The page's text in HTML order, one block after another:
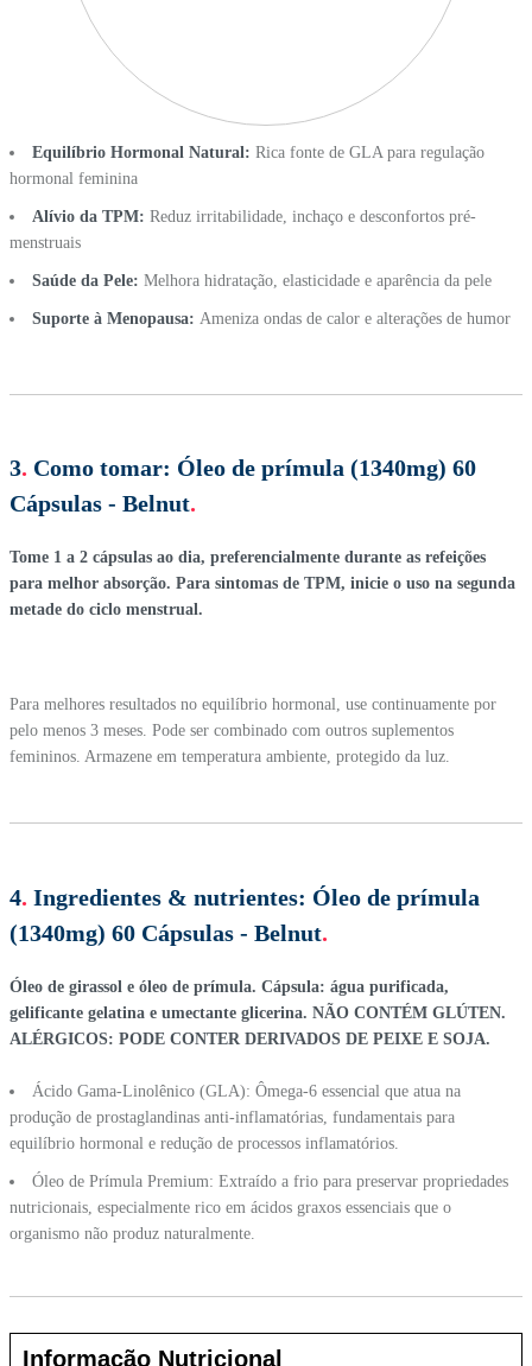
Equilíbrio Hormonal Natural: Rica fonte de GLA para regulação
hormonal feminina
Alívio da TPM: Reduz irritabilidade, inchaço e desconfortos pré-
menstruais
Saúde da Pele: Melhora hidratação, elasticidade e aparência da pele
Suporte à Menopausa: Ameniza ondas de calor e alterações de humor
3. Como tomar: Óleo de prímula (1340mg) 60
Cápsulas - Belnut.
Tome 1 a 2 cápsulas ao dia, preferencialmente durante as refeições
para melhor absorção. Para sintomas de TPM, inicie o uso na segunda
metade do ciclo menstrual.
Para melhores resultados no equilíbrio hormonal, use continuamente por
pelo menos 3 meses. Pode ser combinado com outros suplementos
femininos. Armazene em temperatura ambiente, protegido da luz.
4. Ingredientes & nutrientes: Óleo de prímula
(1340mg) 60 Cápsulas - Belnut.
Óleo de girassol e óleo de prímula. Cápsula: água purificada,
gelificante gelatina e umectante glicerina. NÃO CONTÉM GLÚTEN.
ALÉRGICOS: PODE CONTER DERIVADOS DE PEIXE E SOJA.
Ácido Gama-Linolênico (GLA): Ômega-6 essencial que atua na
produção de prostaglandinas anti-inflamatórias, fundamentais para
equilíbrio hormonal e redução de processos inflamatórios.
Óleo de Prímula Premium: Extraído a frio para preservar propriedades
nutricionais, especialmente rico em ácidos graxos essenciais que o
organismo não produz naturalmente.
Informação Nutricional